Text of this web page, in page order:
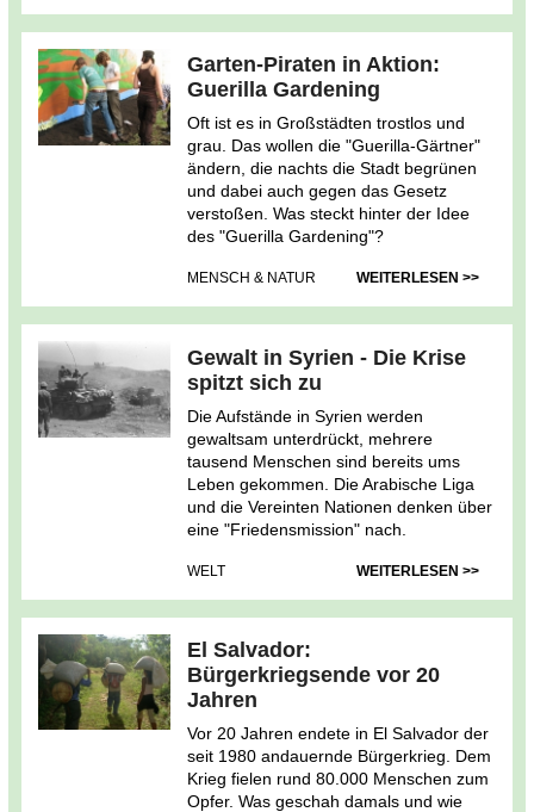
Garten-Piraten in Aktion:
Guerilla Gardening
Oft ist es in Großstädten trostlos und
grau. Das wollen die "Guerilla-Gärtner"
ändern, die nachts die Stadt begrünen
und dabei auch gegen das Gesetz
verstoßen. Was steckt hinter der Idee
des "Guerilla Gardening"?
MENSCH & NATUR WEITERLESEN >>
Gewalt in Syrien - Die Krise
spitzt sich zu
Die Aufstände in Syrien werden
gewaltsam unterdrückt, mehrere
tausend Menschen sind bereits ums
Leben gekommen. Die Arabische Liga
und die Vereinten Nationen denken über
eine "Friedensmission" nach.
WELT WEITERLESEN >>
El Salvador:
Bürgerkriegsende vor 20
Jahren
Vor 20 Jahren endete in El Salvador der
seit 1980 andauernde Bürgerkrieg. Dem
Krieg fielen rund 80.000 Menschen zum
Opfer. Was geschah damals und wie